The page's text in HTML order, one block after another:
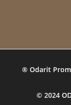
® Odarit
© 2024